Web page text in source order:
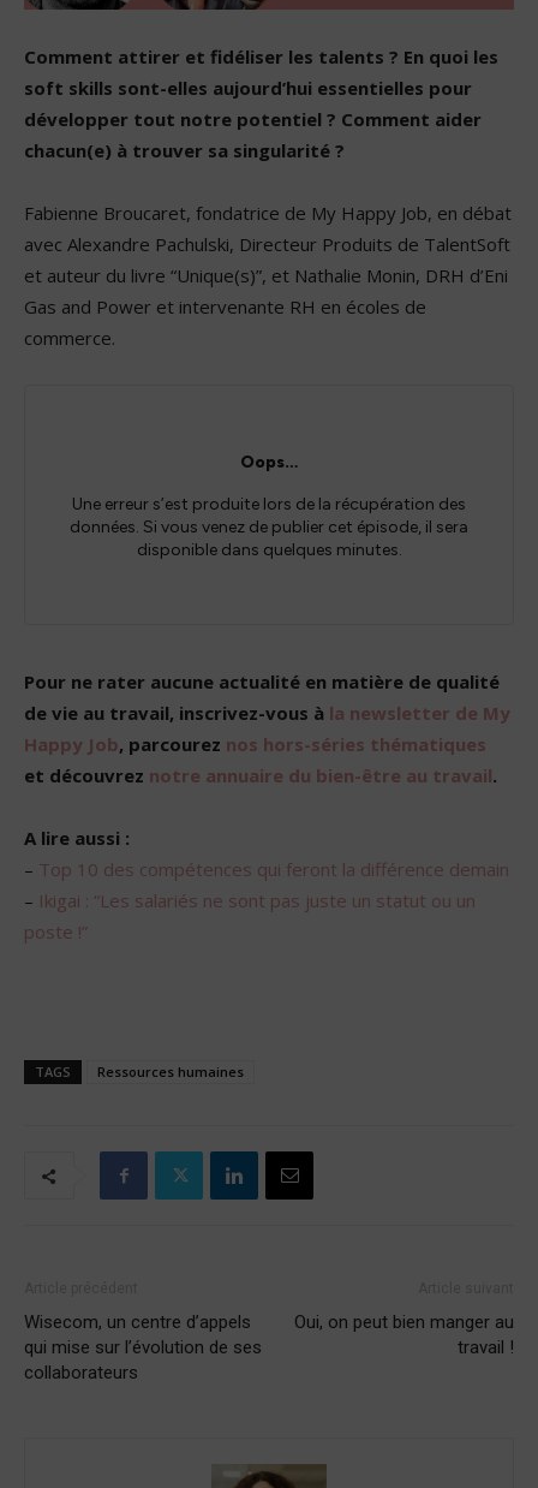
Comment attirer et fidéliser les talents ? En quoi les
soft skills sont-elles aujourd’hui essentielles pour
développer tout notre potentiel ? Comment aider
chacun(e) à trouver sa singularité ?
Fabienne Broucaret, fondatrice de My Happy Job, en débat
avec Alexandre Pachulski, Directeur Produits de TalentSoft
et auteur du livre “Unique(s)”, et Nathalie Monin, DRH d’Eni
Gas and Power et intervenante RH en écoles de
commerce.
Pour ne rater aucune actualité en matière de qualité
de vie au travail, inscrivez-vous à la newsletter de My
Happy Job, parcourez nos hors-séries thématiques
et découvrez notre annuaire du bien-être au travail.
A lire aussi :
– Top 10 des compétences qui feront la différence demain
– Ikigai : “Les salariés ne sont pas juste un statut ou un
poste !”
TAGS Ressources humaines
Wisecom, un centre d’appels
qui mise sur l’évolution de ses
collaborateurs
Oui, on peut bien manger au
travail !